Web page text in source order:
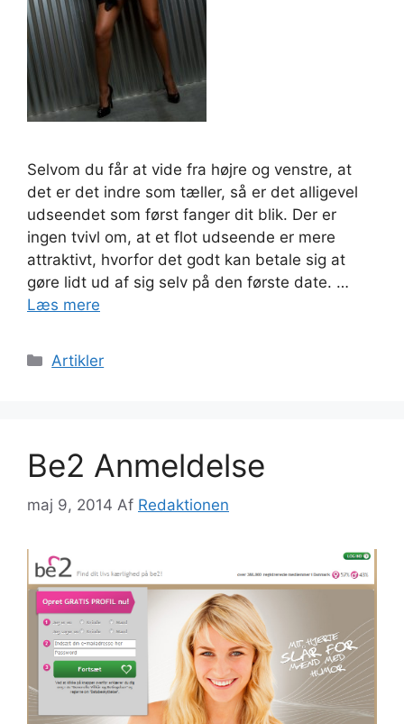
Selvom du får at vide fra højre og venstre, at
det er det indre som tæller, så er det alligevel
udseendet som først fanger dit blik. Der er
ingen tvivl om, at et flot udseende er mere
attraktivt, hvorfor det godt kan betale sig at
gøre lidt ud af sig selv på den første date. …
Læs mere
Kategorier
Artikler
Be2 Anmeldelse
maj 9, 2014 Af Redaktionen